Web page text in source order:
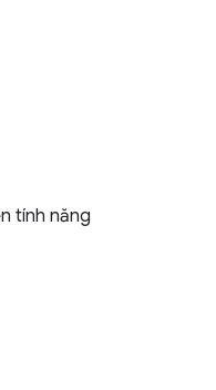
tính năng